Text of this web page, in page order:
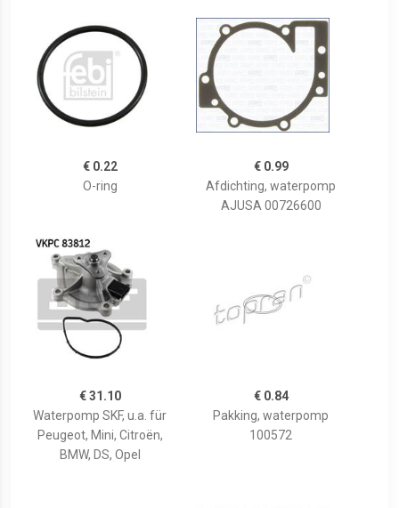
€ 0.22
O-ring
€ 0.99
Afdichting, waterpomp
AJUSA 00726600
€ 31.10
Waterpomp SKF, u.a. für
Peugeot, Mini, Citroën,
BMW, DS, Opel
€ 0.84
Pakking, waterpomp
100572